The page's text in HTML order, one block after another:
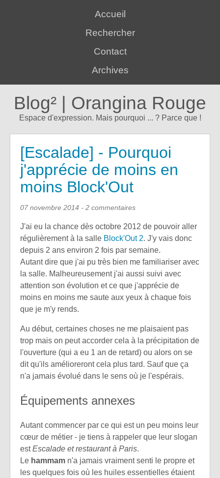
Accueil
Rechercher
Contact
Archives
Blog² | Orangina Rouge
Espace d'expression. Mais pourquoi ... ? Parce que !
[Escalade] - Pourquoi
j'apprécie de moins en
moins Block'Out
07 novembre 2014 - 2 commentaires
J'ai eu la chance dès octobre 2012 de pouvoir aller
régulièrement à la salle Block'Out 2. J'y vais donc
depuis 2 ans environ 2 fois par semaine.
Autant dire que j'ai pu très bien me familiariser avec
la salle. Malheureusement j'ai aussi suivi avec
attention son évolution et ce que j'apprécie de
moins en moins me saute aux yeux à chaque fois
que je m'y rends.
Au début, certaines choses ne me plaisaient pas
trop mais on peut accorder cela à la précipitation de
l'ouverture (qui a eu 1 an de retard) ou alors on se
dit qu'ils amélioreront cela plus tard. Sauf que ça
n'a jamais évolué dans le sens où je l'espérais.
Équipements annexes
Autant commencer par ce qui est un peu moins leur
cœur de métier - je tiens à rappeler que leur slogan
estEscalade et restaurant à Paris.
Le hammam n'a jamais vraiment senti le propre et
les quelques fois où les huiles essentielles étaient